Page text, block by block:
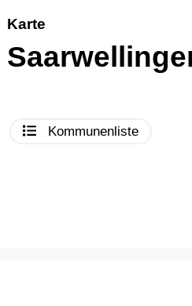
Karte
Kommunenliste